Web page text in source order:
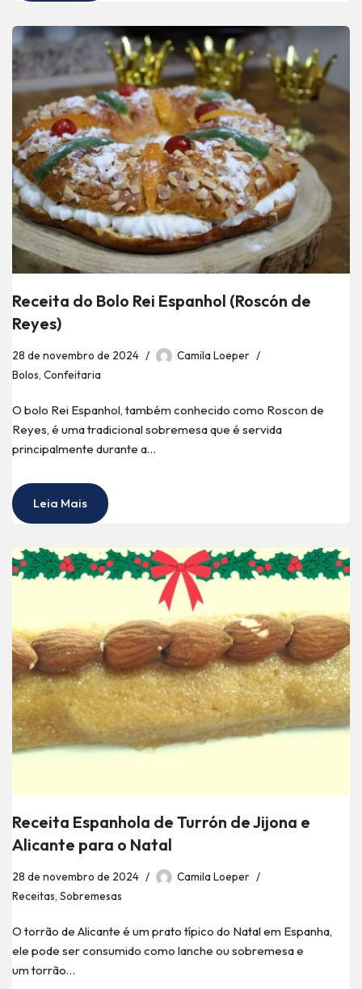
Receita do Bolo Rei Espanhol (Roscón de
Reyes)
28 de novembro de 2024
Camila Loeper
Bolos, Confeitaria
O bolo Rei Espanhol, também conhecido como Roscon de
Reyes, é uma tradicional sobremesa que é servida
principalmente durante a…
Leia Mais
Receita Espanhola de Turrón de Jijona e
Alicante para o Natal
28 de novembro de 2024
Camila Loeper
Receitas, Sobremesas
O torrão de Alicante é um prato típico do Natal em Espanha,
ele pode ser consumido como lanche ou sobremesa e
um torrão…